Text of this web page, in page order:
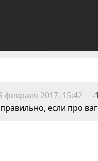
февраля 2017, 15:42
-1
правильно, если про